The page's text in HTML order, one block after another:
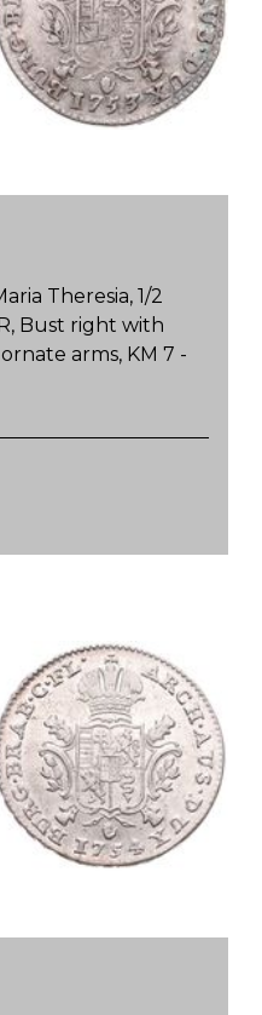
Theresia, 1/2
Bust right with
arms, KM 7 -